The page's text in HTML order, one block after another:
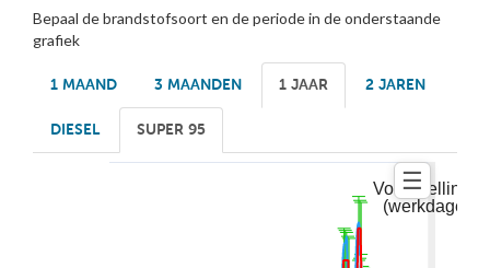
Bepaal de brandstofsoort en de periode in de onderstaande
grafiek
1 MAAND 3 MAANDEN 1 JAAR 2 JAREN
DIESEL SUPER 95
☰